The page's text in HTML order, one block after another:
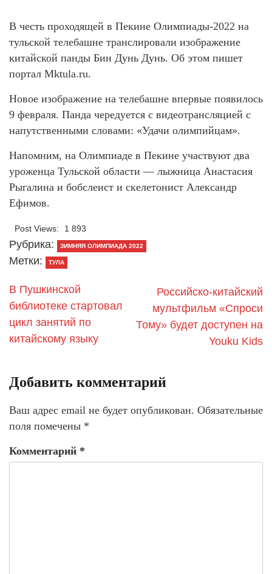
В честь проходящей в Пекине Олимпиады-2022 на
тульской телебашне транслировали изображение
китайской панды Бин Дунь Дунь. Об этом пишет
портал Mktula.ru.
Новое изображение на телебашне впервые появилось
9 февраля. Панда чередуется с видеотрансляцией с
напутственными словами: «Удачи олимпийцам».
Напомним, на Олимпиаде в Пекине участвуют два
уроженца Тульской области — лыжница Анастасия
Рыгалина и бобслеист и скелетонист Александр
Ефимов.
Post Views: 1 893
Рубрика: ЗИМНЯЯ ОЛИМПИАДА 2022
Метки: ТУЛА
В Пушкинской
библиотеке стартовал
цикл занятий по
китайскому языку
Российско-китайский
мультфильм «Спроси
Тому» будет доступен на
Youku Kids
Добавить комментарий
Ваш адрес email не будет опубликован. Обязательные
поля помечены *
Комментарий *